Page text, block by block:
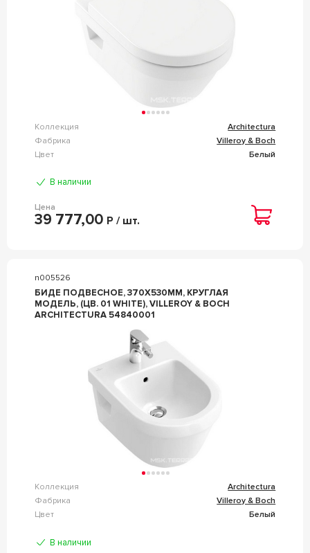
Коллекция
Architectura
Фабрика
Villeroy & Boch
Цвет
Белый
В наличии
Цена
39 777,00 Р / шт.
n005526
БИДЕ ПОДВЕСНОЕ, 370Х530ММ, КРУГЛАЯ
МОДЕЛЬ, (ЦВ. 01 WHITE), VILLEROY & BOCH
ARCHITECTURA 54840001
Коллекция
Architectura
Фабрика
Villeroy & Boch
Цвет
Белый
В наличии